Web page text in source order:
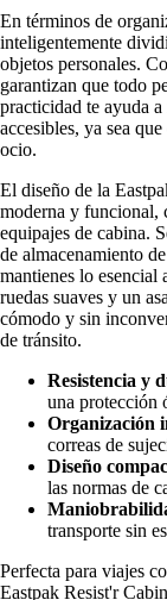
En términos de
inteligentemente
objetos personales.
garantizan que todo
practicidad te ayuda
accesibles, ya sea
ocio.
El diseño de la
moderna y funcional,
equipajes de cabina.
de almacenamiento
mantienes lo esencial
ruedas suaves y un
cómodo y sin
de tránsito.
Resistencia y
una protección
Organización
correas de
Diseño
las normas de
transporte sin
Perfecta para viajes
Eastpak Resist'r